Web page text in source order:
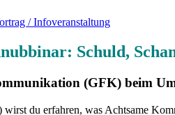
/ Infoveranstaltung
Schuld,
(GFK) beim
du erfahren, was Achtsame